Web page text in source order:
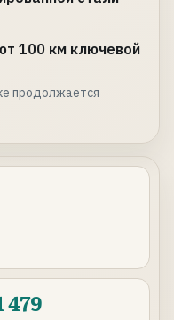
100 км ключевой
продолжается
479